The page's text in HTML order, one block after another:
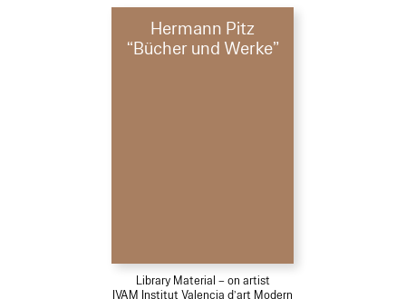
Hermann Pitz
“Bücher und Werke”
Library Material – on artist
IVAM Institut Valencia d’art Modern